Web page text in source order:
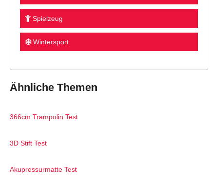
Spielzeug
Wintersport
Ähnliche Themen
366cm Trampolin Test
3D Stift Test
Akupressurmatte Test